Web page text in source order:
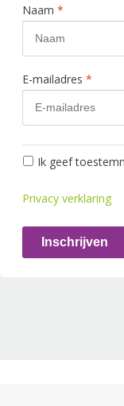
Naam *
E-mailadres *
Ik geef
Privacy verklaring
Inschrijven